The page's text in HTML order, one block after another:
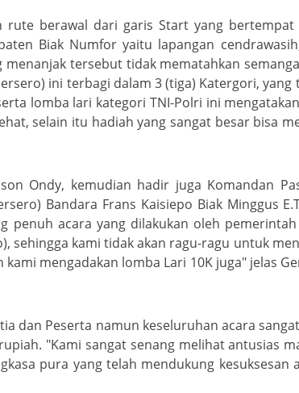
rute berawal dari garis Start yang
Biak Numfor yaitu lapangan
tersebut tidak mematahkan
ini terbagi dalam 3 (tiga) Katergori,
lomba lari kategori TNI-Polri ini
selain itu hadiah yang sangat besar bisa
Ondy, kemudian hadir juga Komandan
Bandara Frans Kaisiepo Biak Minggus
penuh acara yang dilakukan oleh
sehingga kami tidak akan ragu-ragu untuk
mengadakan lomba Lari 10K juga" jelas
dan Peserta namun keseluruhan acara
"Kami sangat senang melihat antusias
pura yang telah mendukung kesuksesan